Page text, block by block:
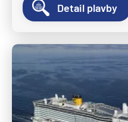
Detail plavby